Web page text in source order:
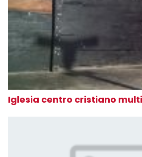
Iglesia centro cristiano